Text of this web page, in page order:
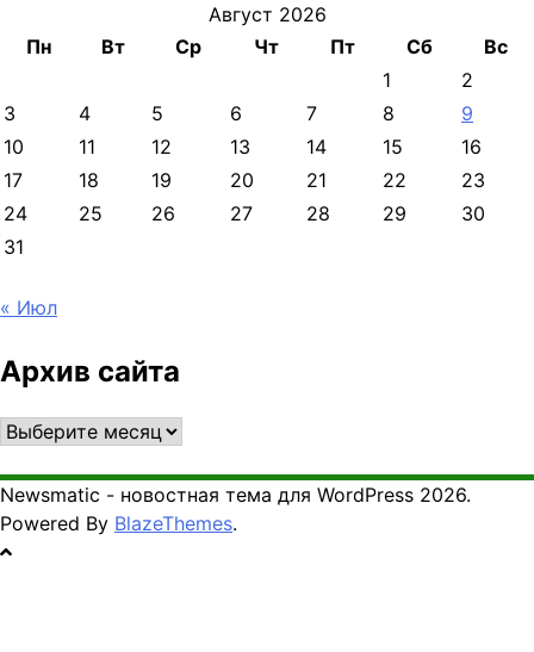
Август 2026
Пн
Вт Ср Чт Пт Сб
Вс
1
2
3
4 5 6 7 8
9
10
11 12 13 14 15
16
17
18 19 20 21 22
23
24
25 26 27 28 29
30
31
« Июл
Архив сайта
Архив
Newsmatic - новостная тема для WordPress 2026.
Powered By BlazeThemes.